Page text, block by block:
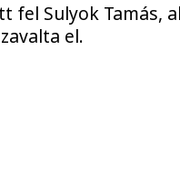
fel Sulyok Tamás,
el.